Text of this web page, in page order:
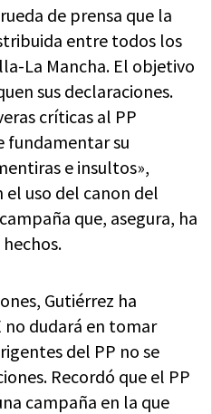
de prensa que la
entre todos los
La Mancha. El objetivo
sus declaraciones.
críticas al PP
fundamentar su
e insultos»,
uso del canon del
que, asegura, ha
Gutiérrez ha
no dudará en tomar
del PP no se
Recordó que el PP
campaña en la que